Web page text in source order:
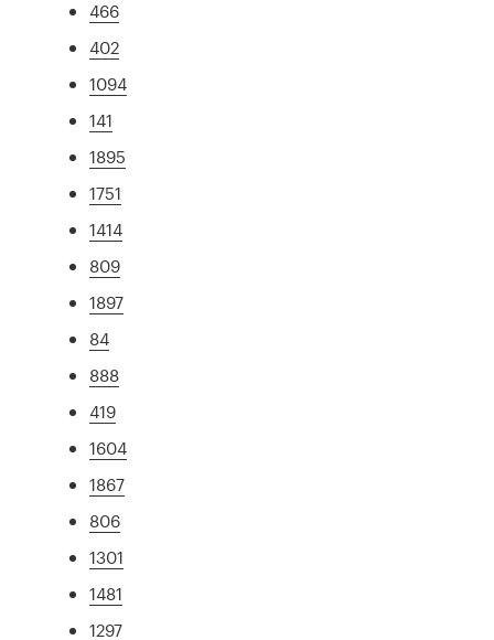
466
402
1094
141
1895
1751
1414
809
1897
84
888
419
1604
1867
806
1301
1481
1297